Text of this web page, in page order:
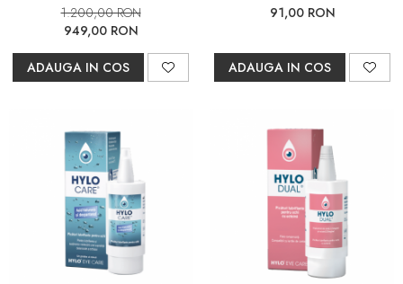
1.200,00 RON
949,00 RON
ADAUGA IN COS
91,00 RON
ADAUGA IN COS